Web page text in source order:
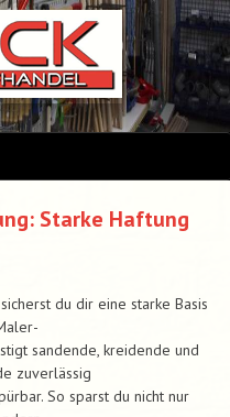
Starke Haftung
du dir eine starke Basis
sandende, kreidende und
zuverlässig
So sparst du nicht nur